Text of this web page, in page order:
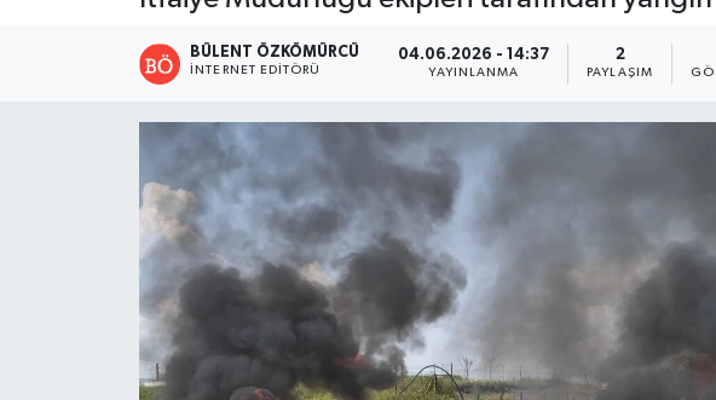
BÜLENT ÖZKÖMÜRCÜ
İNTERNET EDITÖRÜ
04.06.2026 - 14:37
YAYINLANMA
2
PAYLAŞIM